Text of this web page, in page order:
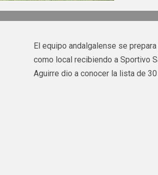
El equipo andalgalense se
como local recibiendo a Sportivo
Aguirre dio a conocer la lista de